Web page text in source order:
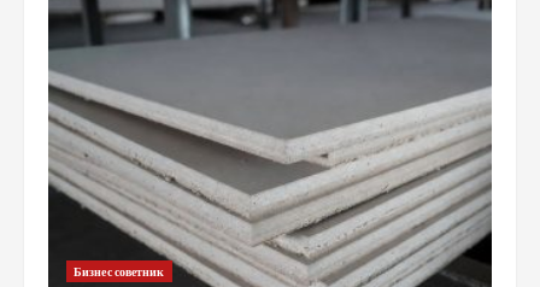
Бизнес советник